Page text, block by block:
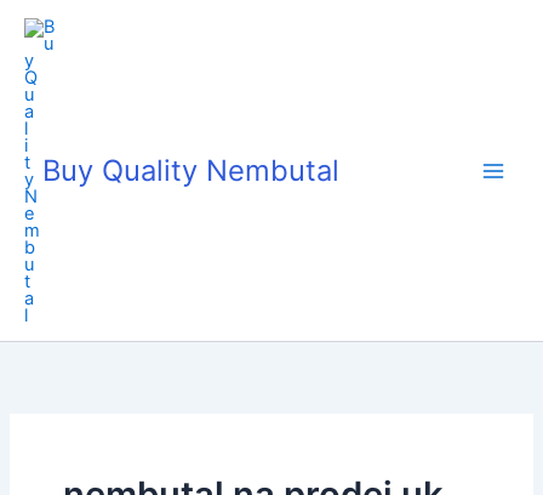
Skip
content
Buy Quality Nembutal